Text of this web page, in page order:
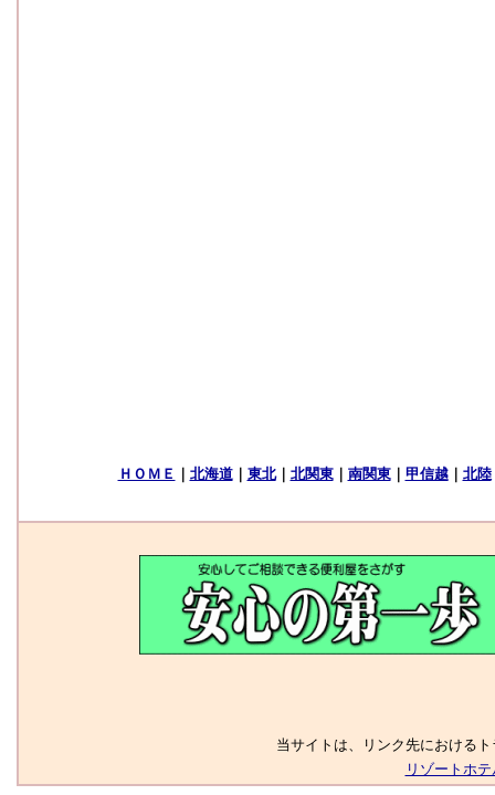
当サイトは、リンク先における
リゾートホ